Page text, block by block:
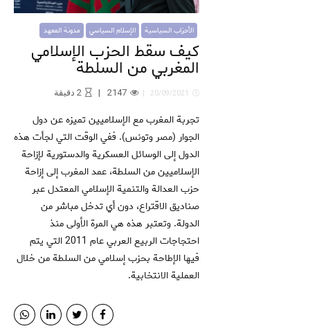
الأحزاب السياسية الإسلام السياسي مدونة المعهد
كيف سقط الحزب الإسلامي
المغربي من السلطة
20/09/2021
2147
2دقيقة
تجربة المغرب مع الإسلاميين تميزه عن دول
الجوار (مصر وتونس). ففي الوقت التي لجأت هذه
الدول إلى الوسائل العسكرية والدستورية لإزاحة
الإسلاميين من السلطة، عمد المغرب إلى إزاحة
حزب العدالة والتنمية الإسلامي المعتدل عبر
صناديق الاقتراع، دون أي تدخل مباشر من
الدولة. وتعتبر هذه هي المرة الأولى منذ
احتجاجات الربيع العربي عام 2011 التي يتم
فيها الإطاحة بحزب إسلامي من السلطة من خلال
العملية الانتخابية.